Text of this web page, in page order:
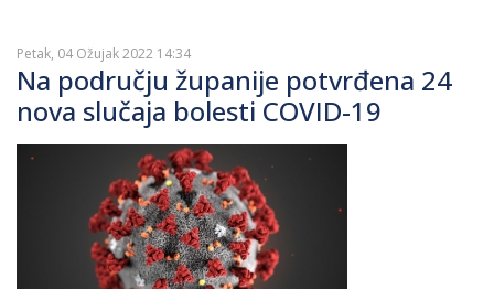
Petak, 04 Ožujak 2022 14:34
Na području županije potvrđena 24
nova slučaja bolesti COVID-19